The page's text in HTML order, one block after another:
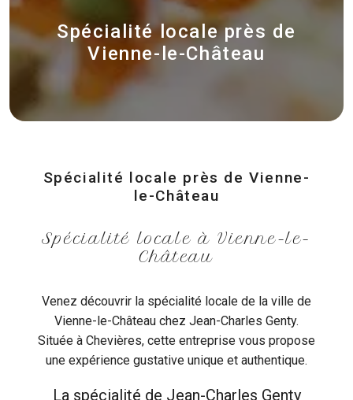
Spécialité locale près de
Vienne-le-Château
Spécialité locale près de Vienne-
le-Château
Spécialité locale à Vienne-le-
Château
Venez découvrir la spécialité locale de la ville de
Vienne-le-Château chez Jean-Charles Genty.
Située à Chevières, cette entreprise vous propose
une expérience gustative unique et authentique.
La spécialité de Jean-Charles Genty